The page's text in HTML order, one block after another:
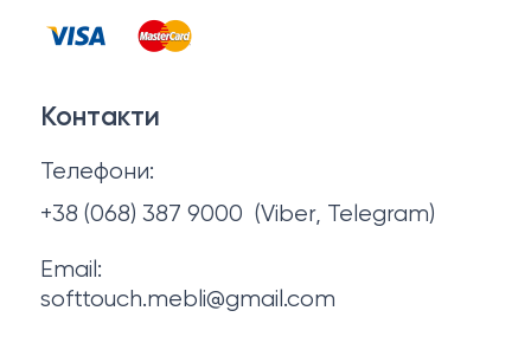
Тумби та комоди
Контакти
Політика конфіденційності
Про нас
Контакти
Телефони:
+38 (068) 387 9000 (Viber, Telegram)
Email:
softtouch.mebli@gmail.com